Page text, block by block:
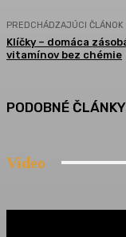
PREDCHÁDZAJÚCI ČLÁNOK
Klíčky – domáca
vitamínov bez chémie
PODOBNÉ ČLÁNKY
Video